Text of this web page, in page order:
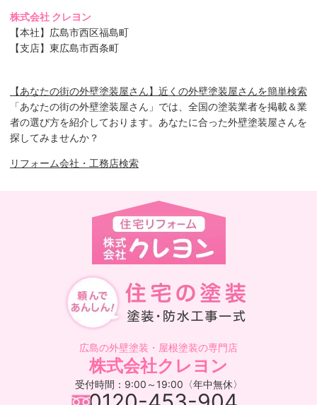
株式会社 クレヨン
【本社】広島市西区福島町
【支店】東広島市西条町
【あなたの街の外壁塗装屋さん】近くの外壁塗装屋さんを簡単検索
「あなたの街の外壁塗装屋さん」では、全国の塗装業者を掲載＆業
者の選び方を紹介しております。あなたに合った外壁塗装屋さんを
探してみませんか？
リフォーム会社・工務店検索
広島の外壁塗装・屋根塗装の専門店
株式会社クレヨン
受付時間：9:00～19:00〈年中無休〉